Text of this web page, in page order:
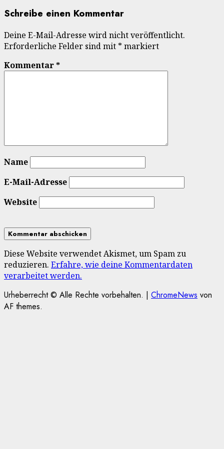
Schreibe einen Kommentar
Deine E-Mail-Adresse wird nicht veröffentlicht.
Erforderliche Felder sind mit * markiert
Kommentar*
Name
E-Mail-Adresse
Website
Diese Website verwendet Akismet, um Spam zu
reduzieren. Erfahre, wie deine Kommentardaten
verarbeitet werden.
Urheberrecht © Alle Rechte vorbehalten. | ChromeNews von
AF themes.